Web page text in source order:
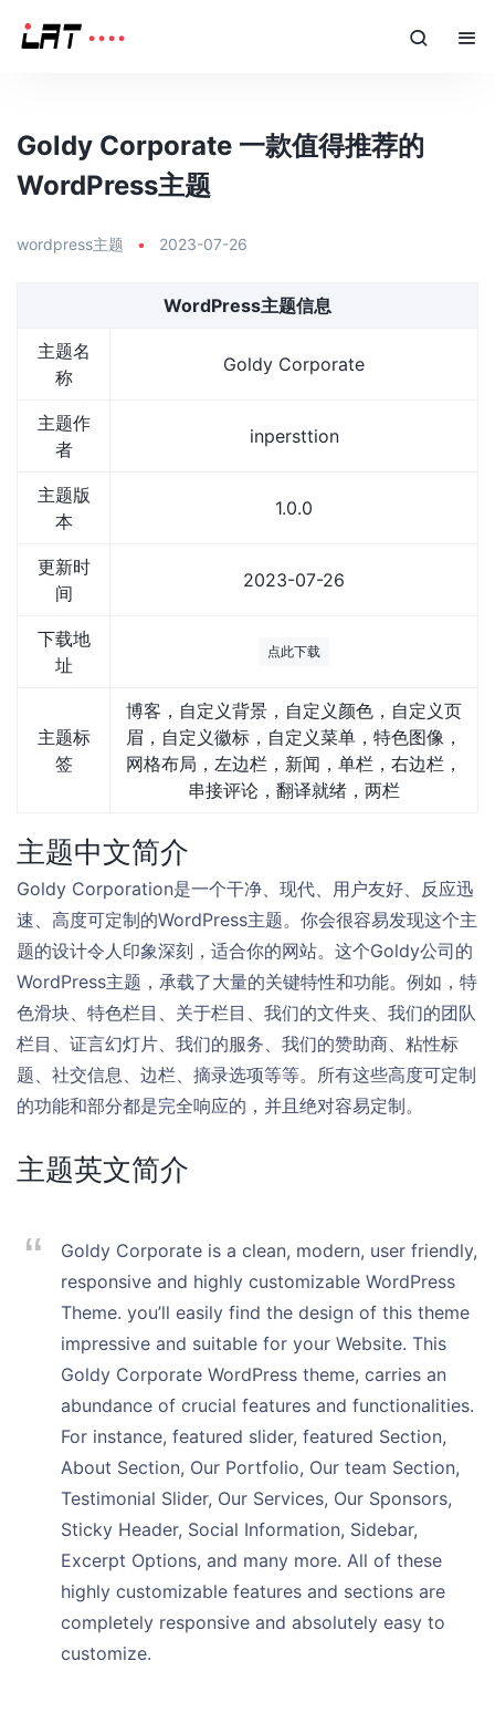
Goldy Corporate 一款值得推荐的
WordPress主题
wordpress主题 • 2023-07-26
WordPress主题信息
主题名
称
Goldy Corporate
主题作
者
inpersttion
主题版
本
1.0.0
更新时
间
2023-07-26
下载地
址
点此下载
主题标
签
博客，自定义背景，自定义颜色，自定义页
眉，自定义徽标，自定义菜单，特色图像，
网格布局，左边栏，新闻，单栏，右边栏，
串接评论，翻译就绪，两栏
主题中文简介
Goldy Corporation是一个干净、现代、用户友好、反应迅
速、高度可定制的WordPress主题。你会很容易发现这个主
题的设计令人印象深刻，适合你的网站。这个Goldy公司的
WordPress主题，承载了大量的关键特性和功能。例如，特
色滑块、特色栏目、关于栏目、我们的文件夹、我们的团队
栏目、证言幻灯片、我们的服务、我们的赞助商、粘性标
题、社交信息、边栏、摘录选项等等。所有这些高度可定制
的功能和部分都是完全响应的，并且绝对容易定制。
主题英文简介
Goldy Corporate is a clean, modern, user friendly,
responsive and highly customizable WordPress
Theme. you’ll easily find the design of this theme
impressive and suitable for your Website. This
Goldy Corporate WordPress theme, carries an
abundance of crucial features and functionalities.
For instance, featured slider, featured Section,
About Section, Our Portfolio, Our team Section,
Testimonial Slider, Our Services, Our Sponsors,
Sticky Header, Social Information, Sidebar,
Excerpt Options, and many more. All of these
highly customizable features and sections are
completely responsive and absolutely easy to
customize.